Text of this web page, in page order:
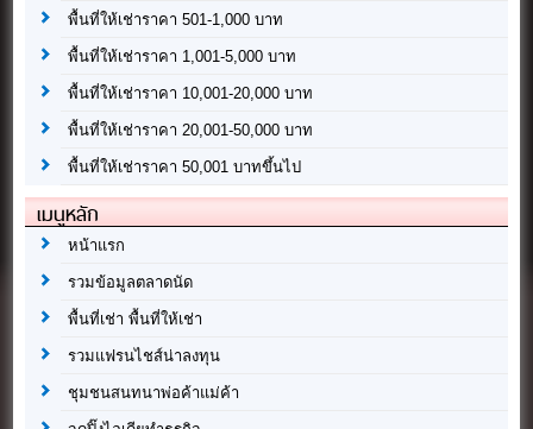
พื้นที่ให้เช่าราคา 501-1,000 บาท
พื้นที่ให้เช่าราคา 1,001-5,000 บาท
พื้นที่ให้เช่าราคา 10,001-20,000 บาท
พื้นที่ให้เช่าราคา 20,001-50,000 บาท
พื้นที่ให้เช่าราคา 50,001 บาทขึ้นไป
เมนูหลัก
หน้าแรก
รวมข้อมูลตลาดนัด
พื้นที่เช่า พื้นที่ให้เช่า
รวมแฟรนไชส์น่าลงทุน
ชุมชนสนทนาพ่อค้าแม่ค้า